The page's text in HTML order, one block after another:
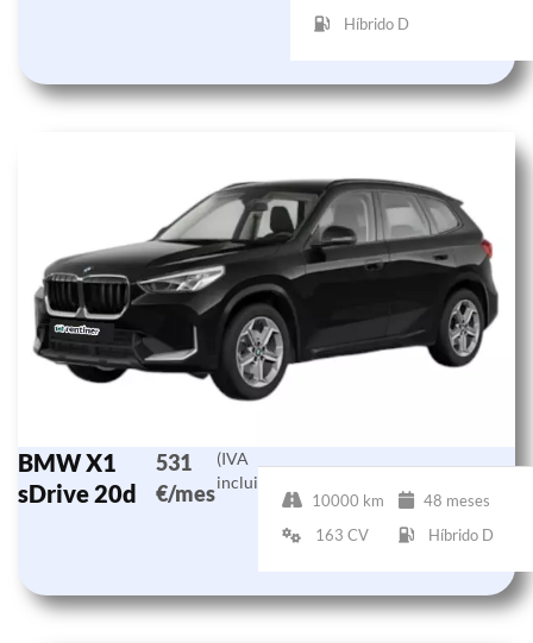
Híbrido D
BMW X1
sDrive 20d
531
€/mes
(IVA
incluido)
10000 km
48 meses
163 CV
Híbrido D